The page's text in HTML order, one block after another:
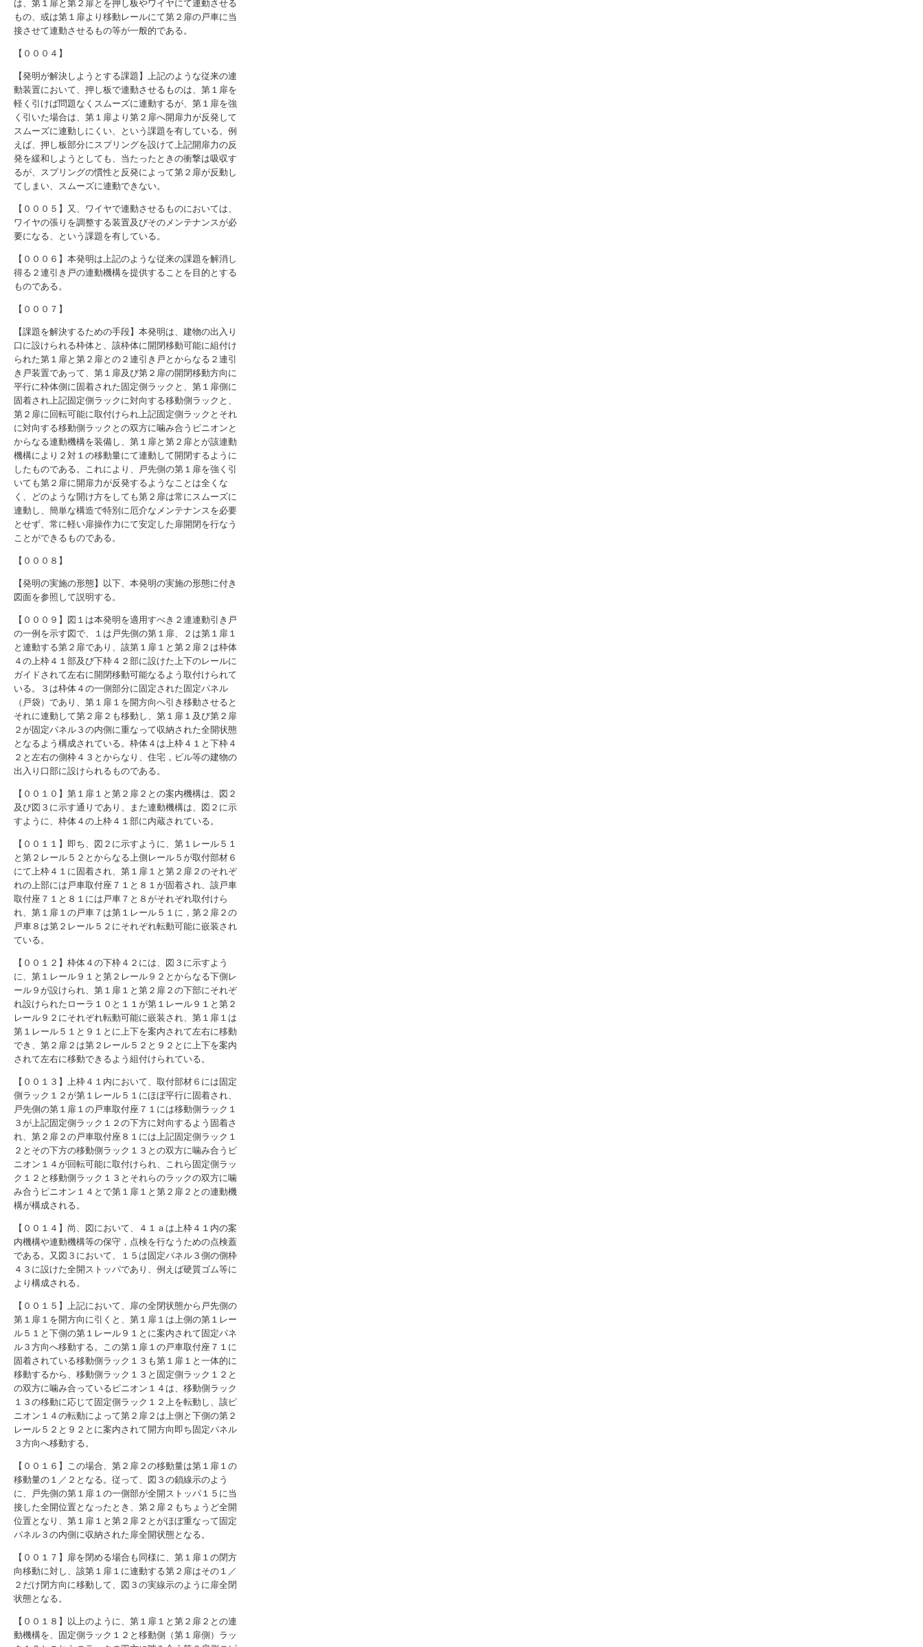
は、第１扉と第２扉とを押し板やワイヤにて連動させる
もの、或は第１扉より移動レールにて第２扉の戸車に当
接させて連動させるもの等が一般的である。
【０００４】
【発明が解決しようとする課題】上記のような従来の連
動装置において、押し板で連動させるものは、第１扉を
軽く引けば問題なくスムーズに連動するが、第１扉を強
く引いた場合は、第１扉より第２扉へ開扉力が反発して
スムーズに連動しにくい、という課題を有している。例
えば、押し板部分にスプリングを設けて上記開扉力の反
発を緩和しようとしても、当たったときの衝撃は吸収す
るが、スプリングの慣性と反発によって第２扉が反動し
てしまい、スムーズに連動できない。
【０００５】又、ワイヤで連動させるものにおいては、
ワイヤの張りを調整する装置及びそのメンテナンスが必
要になる、という課題を有している。
【０００６】本発明は上記のような従来の課題を解消し
得る２連引き戸の連動機構を提供することを目的とする
ものである。
【０００７】
【課題を解決するための手段】本発明は、建物の出入り
口に設けられる枠体と、該枠体に開閉移動可能に組付け
られた第１扉と第２扉との２連引き戸とからなる２連引
き戸装置であって、第１扉及び第２扉の開閉移動方向に
平行に枠体側に固着された固定側ラックと、第１扉側に
固着され上記固定側ラックに対向する移動側ラックと、
第２扉に回転可能に取付けられ上記固定側ラックとそれ
に対向する移動側ラックとの双方に噛み合うピニオンと
からなる連動機構を装備し、第１扉と第２扉とが該連動
機構により２対１の移動量にて連動して開閉するように
したものである。これにより、戸先側の第１扉を強く引
いても第２扉に開扉力が反発するようなことは全くな
く、どのような開け方をしても第２扉は常にスムーズに
連動し、簡単な構造で特別に厄介なメンテナンスを必要
とせず、常に軽い扉操作力にて安定した扉開閉を行なう
ことができるものである。
【０００８】
【発明の実施の形態】以下、本発明の実施の形態に付き
図面を参照して説明する。
【０００９】図１は本発明を適用すべき２連連動引き戸
の一例を示す図で、１は戸先側の第１扉、２は第１扉１
と連動する第２扉であり、該第１扉１と第２扉２は枠体
４の上枠４１部及び下枠４２部に設けた上下のレールに
ガイドされて左右に開閉移動可能なるよう取付けられて
いる。３は枠体４の一側部分に固定された固定パネル
（戸袋）であり、第１扉１を開方向へ引き移動させると
それに連動して第２扉２も移動し、第１扉１及び第２扉
２が固定パネル３の内側に重なって収納された全開状態
となるよう構成されている。枠体４は上枠４１と下枠４
２と左右の側枠４３とからなり、住宅，ビル等の建物の
出入り口部に設けられるものである。
【００１０】第１扉１と第２扉２との案内機構は、図２
及び図３に示す通りであり、また連動機構は、図２に示
すように、枠体４の上枠４１部に内蔵されている。
【００１１】即ち、図２に示すように、第１レール５１
と第２レール５２とからなる上側レール５が取付部材６
にて上枠４１に固着され、第１扉１と第２扉２のそれぞ
れの上部には戸車取付座７１と８１が固着され、該戸車
取付座７１と８１には戸車７と８がそれぞれ取付けら
れ、第１扉１の戸車７は第１レール５１に，第２扉２の
戸車８は第２レール５２にそれぞれ転動可能に嵌装され
ている。
【００１２】枠体４の下枠４２には、図３に示すよう
に、第１レール９１と第２レール９２とからなる下側レ
ール９が設けられ、第１扉１と第２扉２の下部にそれぞ
れ設けられたローラ１０と１１が第１レール９１と第２
レール９２にそれぞれ転動可能に嵌装され、第１扉１は
第１レール５１と９１とに上下を案内されて左右に移動
でき、第２扉２は第２レール５２と９２とに上下を案内
されて左右に移動できるよう組付けられている。
【００１３】上枠４１内において、取付部材６には固定
側ラック１２が第１レール５１にほぼ平行に固着され、
戸先側の第１扉１の戸車取付座７１には移動側ラック１
３が上記固定側ラック１２の下方に対向するよう固着さ
れ、第２扉２の戸車取付座８１には上記固定側ラック１
２とその下方の移動側ラック１３との双方に噛み合うピ
ニオン１４が回転可能に取付けられ、これら固定側ラッ
ク１２と移動側ラック１３とそれらのラックの双方に噛
み合うピニオン１４とで第１扉１と第２扉２との連動機
構が構成される。
【００１４】尚、図において、４１ａは上枠４１内の案
内機構や連動機構等の保守，点検を行なうための点検蓋
である。又図３において、１５は固定パネル３側の側枠
４３に設けた全開ストッパであり、例えば硬質ゴム等に
より構成される。
【００１５】上記において、扉の全閉状態から戸先側の
第１扉１を開方向に引くと、第１扉１は上側の第１レー
ル５１と下側の第１レール９１とに案内されて固定パネ
ル３方向へ移動する。この第１扉１の戸車取付座７１に
固着されている移動側ラック１３も第１扉１と一体的に
移動するから、移動側ラック１３と固定側ラック１２と
の双方に噛み合っているピニオン１４は、移動側ラック
１３の移動に応じて固定側ラック１２上を転動し、該ピ
ニオン１４の転動によって第２扉２は上側と下側の第２
レール５２と９２とに案内されて開方向即ち固定パネル
３方向へ移動する。
【００１６】この場合、第２扉２の移動量は第１扉１の
移動量の１／２となる。従って、図３の鎖線示のよう
に、戸先側の第１扉１の一側部が全開ストッパ１５に当
接した全開位置となったとき、第２扉２もちょうど全開
位置となり、第１扉１と第２扉２とがほぼ重なって固定
パネル３の内側に収納された扉全開状態となる。
【００１７】扉を閉める場合も同様に、第１扉１の閉方
向移動に対し、該第１扉１に連動する第２扉はその１／
２だけ閉方向に移動して、図３の実線示のように扉全閉
状態となる。
【００１８】以上のように、第１扉１と第２扉２との連
動機構を、固定側ラック１２と移動側（第１扉側）ラッ